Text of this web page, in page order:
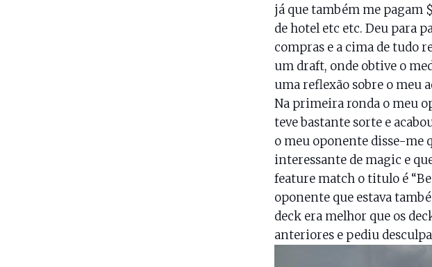
já que também me pagam
de hotel etc etc. Deu para
compras e a cima de tudo
um draft, onde obtive o
uma reflexão sobre o meu
Na primeira ronda o meu
teve bastante sorte e
o meu oponente disse-me
interessante de magic e
feature match o titulo é
oponente que estava
deck era melhor que os
anteriores e pediu